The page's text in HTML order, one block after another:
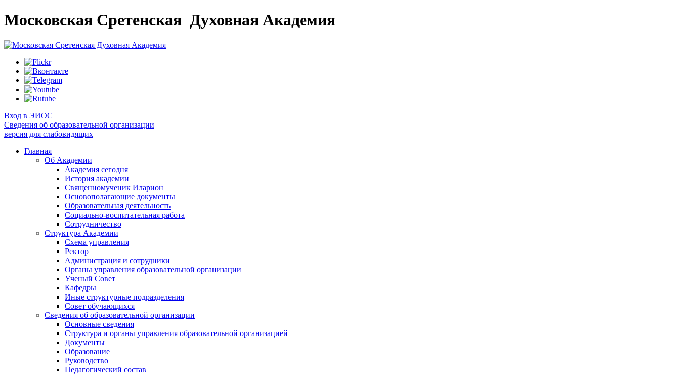
Московская Сретенская Духовная Академия
Вход в ЭИОС
Сведения об образовательной организации
версия для слабовидящих
Главная
Об Академии
Академия сегодня
История академии
Священномученик Иларион
Основополагающие документы
Образовательная деятельность
Социально-воспитательная работа
Сотрудничество
Структура Академии
Схема управления
Ректор
Администрация и сотрудники
Органы управления образовательной организации
Ученый Совет
Кафедры
Иные структурные подразделения
Совет обучающихся
Сведения об образовательной организации
Основные сведения
Структура и органы управления образовательной организацией
Документы
Образование
Руководство
Педагогический состав